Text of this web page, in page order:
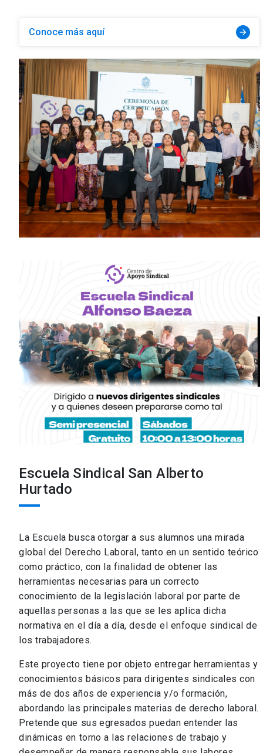
Conoce más aquí arrow_forward
Escuela Sindical San Alberto
Hurtado
La Escuela busca otorgar a sus alumnos una mirada
global del Derecho Laboral, tanto en un sentido teórico
como práctico, con la finalidad de obtener las
herramientas necesarias para un correcto
conocimiento de la legislación laboral por parte de
aquellas personas a las que se les aplica dicha
normativa en el día a día, desde el enfoque sindical de
los trabajadores.
Este proyecto tiene por objeto entregar herramientas y
conocimientos básicos para dirigentes sindicales con
más de dos años de experiencia y/o formación,
abordando las principales materias de derecho laboral.
Pretende que sus egresados puedan entender las
dinámicas en torno a las relaciones de trabajo y